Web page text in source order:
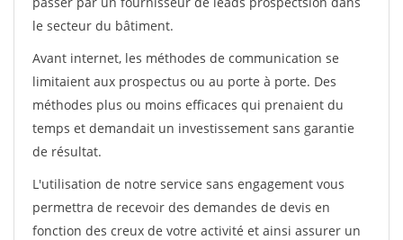
le secteur du bâtiment.
Avant internet, les méthodes de communication se
limitaient aux prospectus ou au porte à porte. Des
méthodes plus ou moins efficaces qui prenaient du
temps et demandait un investissement sans garantie
de résultat.
L'utilisation de notre service sans engagement vous
permettra de recevoir des demandes de devis en
fonction des creux de votre activité et ainsi assurer un